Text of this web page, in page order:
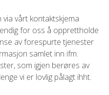
vårt kontaktskjema
for oss å opprettholde
av forespurte tjenester
samlet inn ifm.
som igjen berøres av
vi er lovlig pålagt ihht.